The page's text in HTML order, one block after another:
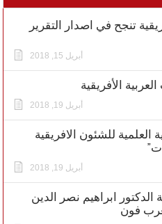
تنجح في اصدار التقرير
أبريل 15, 2018
الأفريقية
أبريل 19, 2018
العلمية للشئون الافريقية
أبريل 19, 2018
الدكتور ابراهيم نصر الدين
فون